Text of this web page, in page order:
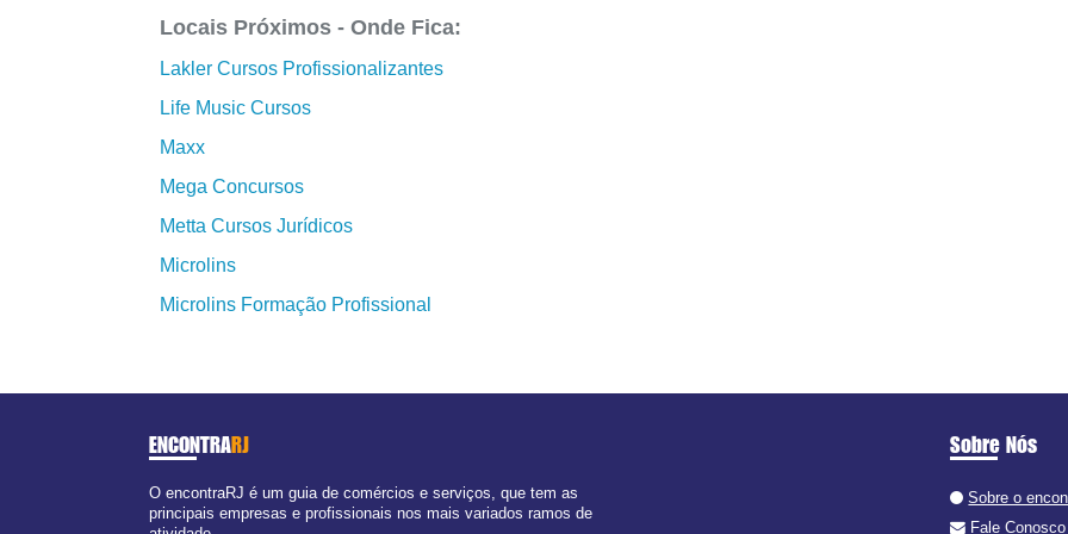
Locais Próximos - Onde Fica:
Lakler Cursos Profissionalizantes
Life Music Cursos
Maxx
Mega Concursos
Metta Cursos Jurídicos
Microlins
Microlins Formação Profissional
ENCONTRARJ
O encontraRJ é um guia de comércios e serviços, que tem as
principais empresas e profissionais nos mais variados ramos de
Sobre Nós
Sobre o
Fale Conosco